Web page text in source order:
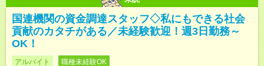
国連機関の資金調達スタッフ◇私にもできる社会
貢献のカタチがある／未経験歓迎！週3日勤務～
OK！
アルバイト 職種未経験OK